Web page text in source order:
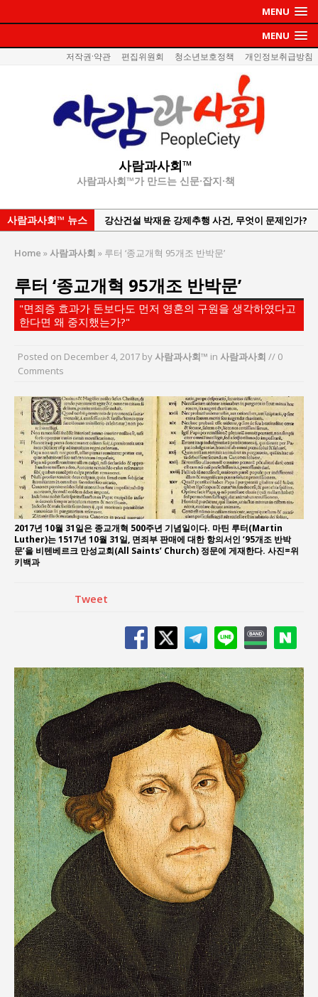
MENU
MENU
저작권·약관 편집위원회 청소년보호정책 개인정보취급방침
사람과사회™
사람과사회™가 만드는 신문·잡지·책
사람과사회™ 뉴스
강산건설 박재윤 강제추행 사건, 무엇이 문제인가?
세미나 개최
서효석 충청향우회중앙회 총재 취임 논란 확산
지방의회 공약은 ‘빛 좋은 개살구’인가?
“엄마의 절박함과 ‘실무형 정치인’으로 생활정치 실
김종대, “현대전, 강한 군대도 약해질 수 있다”
이홍원 작가, 생활문화상품 4종 판매
통일 지향 2국가론: 한반도 평화의 새로운 길
Home »사람과사회 » 루터 ‘종교개혁 95개조 반박문’
루터 ‘종교개혁 95개조 반박문’
"면죄증 효과가 돈보다도 먼저 영혼의 구원을 생각하였다고
한다면 왜 중지했는가?"
Posted on December 4, 2017 by사람과사회™ in 사람과사회 // 0
Comments
2017년 10월 31일은 종교개혁 500주년 기념일이다. 마틴 루터(Martin
Luther)는 1517년 10월 31일, 면죄부 판매에 대한 항의서인 ‘95개조 반박
문’을 비텐베르크 만성교회(All Saints’ Church) 정문에 게재한다. 사진=위
키백과
Tweet